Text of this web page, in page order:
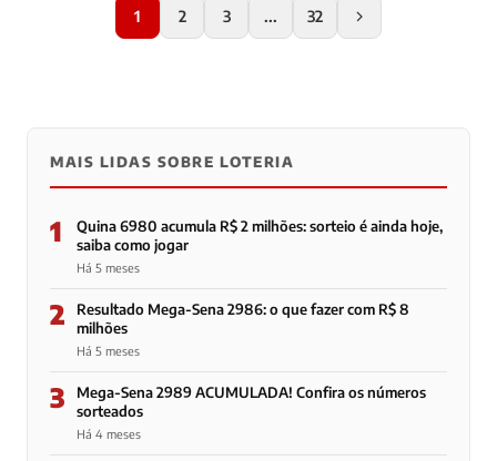
1 2 3 ... 32
MAIS LIDAS SOBRE LOTERIA
1
Quina 6980 acumula R$ 2 milhões: sorteio é ainda hoje,
saiba como jogar
Há 5 meses
2
Resultado Mega-Sena 2986: o que fazer com R$ 8
milhões
Há 5 meses
3
Mega-Sena 2989 ACUMULADA! Confira os números
sorteados
Há 4 meses